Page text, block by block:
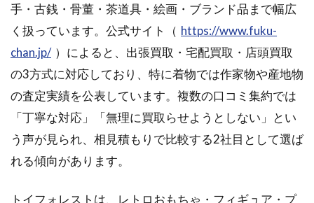
手・古銭・骨董・茶道具・絵画・ブランド品まで幅広
く扱っています。公式サイト（ https://www.fuku-
chan.jp/ ）によると、出張買取・宅配買取・店頭買取
の3方式に対応しており、特に着物では作家物や産地物
の査定実績を公表しています。複数の口コミ集約では
「丁寧な対応」「無理に買取らせようとしない」とい
う声が見られ、相見積もりで比較する2社目として選ば
れる傾向があります。
トイフォレストは、レトロおもちゃ・フィギュア・プ